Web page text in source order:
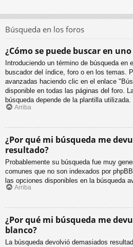
Búsqueda en los foros
¿Cómo se puede buscar en
Introduciendo un término de búsqueda en
buscador del índice, foro o en los temas.
avanzadas haciendo clic en el enlace
disponible en todas las páginas del foro.
búsqueda depende de la plantilla utilizada.
Arriba
¿Por qué mi búsqueda me
resultado?
Probablemente su búsqueda fue muy
comunes que no son indexados por
las opciones disponibles en la búsqueda
Arriba
¿Por qué mi búsqueda me
blanco?
La búsqueda devolvió demasiados